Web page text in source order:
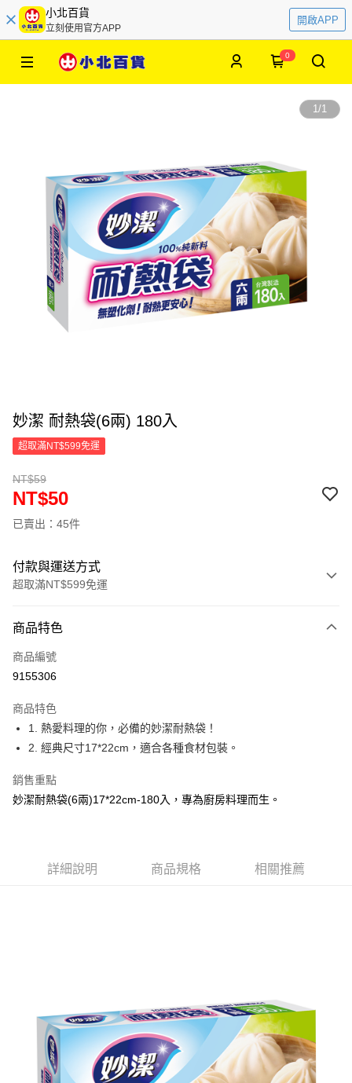
小北百貨
立刻使用官方APP
開啟APP
0
1/1
妙潔 耐熱袋(6兩) 180入
超取滿NT$599免運
NT$59
NT$50
已賣出：45件
付款與運送方式
超取滿NT$599免運
信用卡一次付款
超商取貨付款
Apple Pay
街口支付
悠遊付
相關說明
【關於「AFTEE先享後付」】
結帳頁面，進行簡訊認證並確認金額後，即可完成結帳。
２．訂單成立數日內，您將收到繳費通知簡訊。
３．收到繳費通知簡訊後14天內，點擊此簡訊中的連結，可透過四大超商／
ATM／網路銀行／等多元方式進行付款，方視為交易完成。
※ 請注意：結帳手續完成當下不需立刻繳費，但若您需要取消訂單，請聯絡
購買商品的店家。未經商家同意取消之訂單仍視為有效，需透過AFTEE先享
每筆NT$60，滿NT$599(含以上)免運費
7-11取貨付款
每筆NT$60，滿NT$599(含以上)免運費
商品特色
商品編號
9155306
商品特色
1. 熱愛料理的你，必備的妙潔耐熱袋！
2. 經典尺寸17*22cm，適合各種食材包裝。
銷售重點
妙潔耐熱袋(6兩)17*22cm-180入，專為廚房料理而生。
詳細說明 商品規格 相關推薦